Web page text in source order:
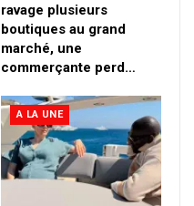
ravage plusieurs
boutiques au grand
marché, une
commerçante perd…
A LA UNE